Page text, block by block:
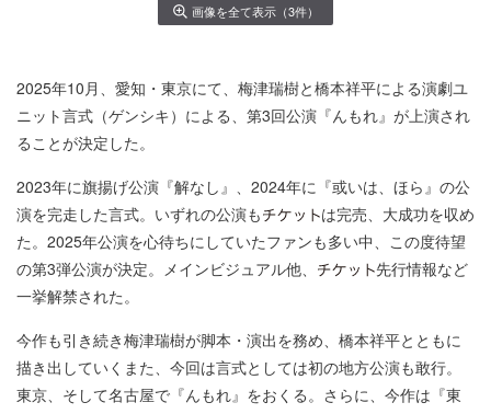
画像を全て表示（3件）
2025年10月、愛知・東京にて、梅津瑞樹と橋本祥平による演劇ユ
ニット言式（ゲンシキ）による、第3回公演『んもれ』が上演され
ることが決定した。
2023年に旗揚げ公演『解なし』、2024年に『或いは、ほら』の公
演を完走した言式。いずれの公演も
は完売、大成功を収め
た。2025年公演を心待ちにしていたファンも多い中、この度待望
の第3弾公演が決定。メインビジュアル他、
先行情報など
一挙解禁された。
今作も引き続き梅津瑞樹が脚本・演出を務め、橋本祥平とともに
描き出していくまた、今回は言式としては初の地方公演も敢行。
東京、そして名古屋で『んもれ』をおくる。さらに、今作は『東